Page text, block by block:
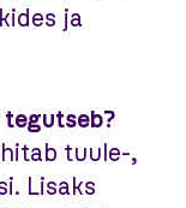
ja
tegutseb?
tuule-,
Lisaks